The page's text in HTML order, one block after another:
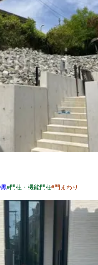
黒#門柱・機能門柱#門まわり